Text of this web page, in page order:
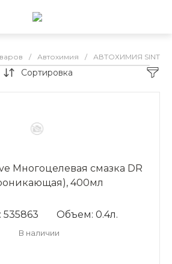
/ Автохимия / АВТОХИМИЯ SINTEC
Сортировка
Многоцелевая смазка DR
400мл
535863 Объем: 0.4л.
В наличии